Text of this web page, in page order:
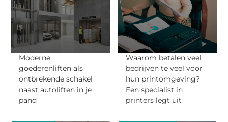
Moderne
goederenliften als
ontbrekende schakel
naast autoliften in je
pand
Waarom betalen veel
bedrijven te veel voor
hun printomgeving?
Een specialist in
printers legt uit